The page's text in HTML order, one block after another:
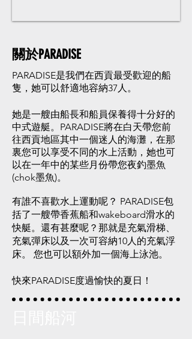
關於PARADISE
PARADISE是我們在西貢最受歡迎的船
隻，她可以舒適地容納37人。
她是一艘由船長和船員保養得十分好的
中式遊艇。PARADISE將在白天帶您前
往西貢地區其中一個迷人的海灘，在那
裏您可以享受不同的水上活動，她也可
以在一年中的某些月份帶您夜釣墨魚
(chok墨魚)。
有誰不喜歡水上運動呢？ PARADISE包
括了一艘帶香蕉船和wakeboard滑水的
快艇。還有甚麼呢？那就是充氣滑梯、
充氣彈床以及一次可容納10人的充氣浮
床。 您也可以額外加一個海上泳池。
快來PARADISE度過愉快的夏日！